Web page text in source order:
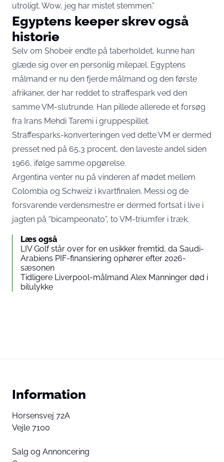
utroligt. Wow, jeg har mistet stemmen.”
Egyptens keeper skrev også
historie
Selv om Shobeir endte på taberholdet, kunne han
glæde sig over en personlig milepæl. Egyptens
målmand er nu den fjerde målmand og den første
afrikaner, der har reddet to straffespark ved den
samme VM-slutrunde. Han pillede allerede et forsøg
fra Irans Mehdi Taremi i gruppespillet.
Straffesparks-konverteringen ved dette VM er dermed
presset ned på 65,3 procent, den laveste andel siden
1966, ifølge samme opgørelse.
Argentina venter nu på vinderen af mødet mellem
Colombia og Schweiz i kvartfinalen. Messi og de
forsvarende verdensmestre er dermed fortsat i live i
jagten på “bicampeonato”, to VM-triumfer i træk.
Læs også
LIV Golf står over for en usikker fremtid, da Saudi-
Arabiens PIF-finansiering ophører efter 2026-
sæsonen
Tidligere Liverpool-målmand Alex Manninger død i
bilulykke
Information
Horsensvej 72A
Vejle 7100
Salg og Annoncering